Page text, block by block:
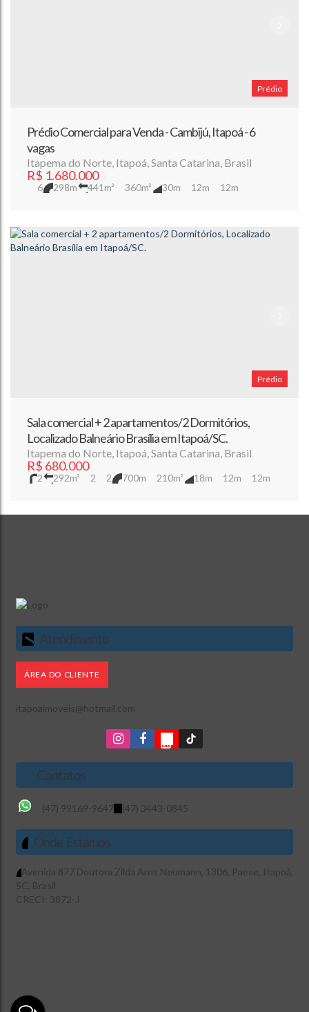
Prédio
Prédio Comercial para Venda - Cambijú, Itapoá - 6
vagas
R$ 1.680.000
Itapema do Norte, Itapoá,Santa Catarina, Brasil
6 298m 441m² 360m² 30m 12m 12m
Prédio
Sala comercial + 2 apartamentos/2 Dormitórios,
Localizado Balneário Brasília em Itapoá/SC.
R$ 680.000
Itapema do Norte, Itapoá,Santa Catarina, Brasil
2 292m² 2 2 700m 210m² 18m 12m 12m
Atendimento
ÁREA DO CLIENTE
itapoaimoveis@hotmail.com
Contatos
(47) 99169-9647 (47) 3443-0845
Onde Estamos
Avenida 877 Doutora Zilda Arns Neumann, 1306, Paese, Itapoá,
SC , Brasil
CRECI: 3872-J